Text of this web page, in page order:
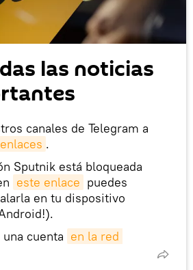
las noticias
canales de Telegram a
enlaces .
Sputnik está bloqueada
este enlace puedes
en tu dispositivo
cuenta en la red